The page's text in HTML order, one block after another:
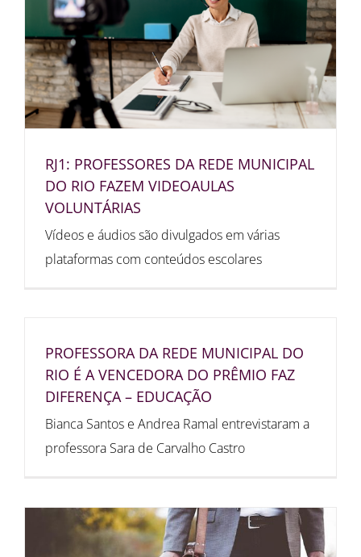
RJ1: PROFESSORES DA REDE MUNICIPAL
DO RIO FAZEM VIDEOAULAS
VOLUNTÁRIAS
Vídeos e áudios são divulgados em várias
plataformas com conteúdos escolares
PROFESSORA DA REDE MUNICIPAL DO
RIO É A VENCEDORA DO PRÊMIO FAZ
DIFERENÇA – EDUCAÇÃO
Bianca Santos e Andrea Ramal entrevistaram a
professora Sara de Carvalho Castro